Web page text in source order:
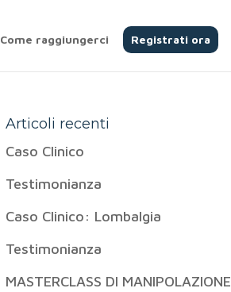
Come raggiungerci Registrati ora
Articoli recenti
Caso Clinico
Testimonianza
Caso Clinico: Lombalgia
Testimonianza
MASTERCLASS DI MANIPOLAZIONE